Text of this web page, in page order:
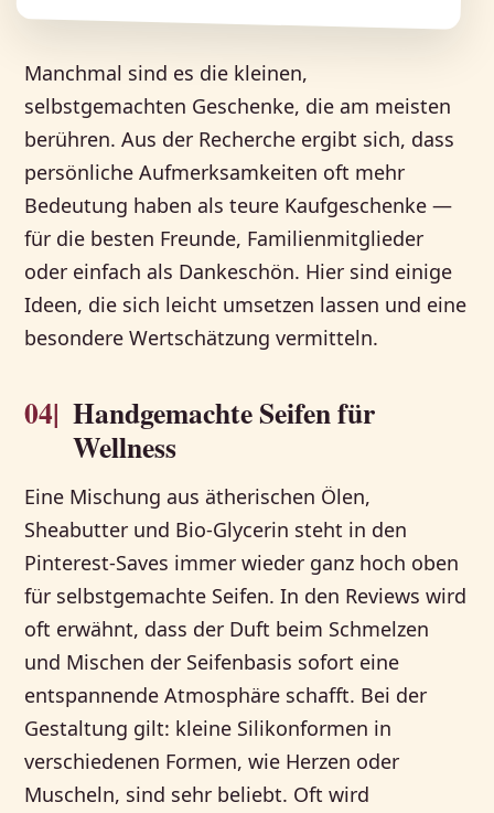
Manchmal sind es die kleinen,
selbstgemachten Geschenke, die am meisten
berühren. Aus der Recherche ergibt sich, dass
persönliche Aufmerksamkeiten oft mehr
Bedeutung haben als teure Kaufgeschenke —
für die besten Freunde, Familienmitglieder
oder einfach als Dankeschön. Hier sind einige
Ideen, die sich leicht umsetzen lassen und eine
besondere Wertschätzung vermitteln.
04| Handgemachte Seifen für
Wellness
Eine Mischung aus ätherischen Ölen,
Sheabutter und Bio-Glycerin steht in den
Pinterest-Saves immer wieder ganz hoch oben
für selbstgemachte Seifen. In den Reviews wird
oft erwähnt, dass der Duft beim Schmelzen
und Mischen der Seifenbasis sofort eine
entspannende Atmosphäre schafft. Bei der
Gestaltung gilt: kleine Silikonformen in
verschiedenen Formen, wie Herzen oder
Muscheln, sind sehr beliebt. Oft wird